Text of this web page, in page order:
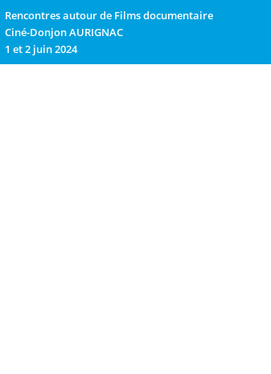
Rencontres autour de Films documentaire
Ciné-Donjon AURIGNAC
1 et 2 juin 2024